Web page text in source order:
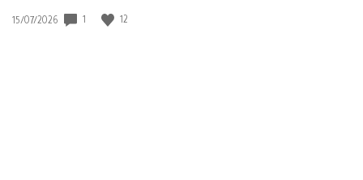
Data
15/07/2026 1 12